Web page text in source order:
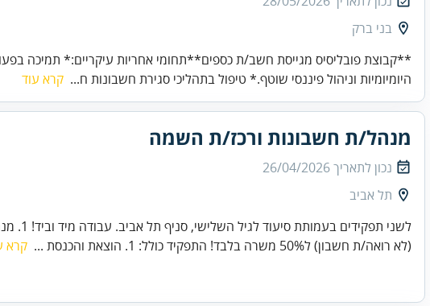
בני ברק
**קבוצת פובליסיס מגייסת חשב/ת כספים**תחומי אחריות עיקריים:* תמיכה
היומיומיות וניהול פיננסי שוטף.* טיפול בתהליכי סגירת חשבונות ח... קרא עוד
מנהל/ת חשבונות ורכז/ת השמה
נכון לתאריך26/04/2026
תל אביב
לשני תפקידים
(לא רואה/ת חשבון) ל50% משרה בלבד! התפקיד כולל: 1. הוצאת והכנסת ...
קרא